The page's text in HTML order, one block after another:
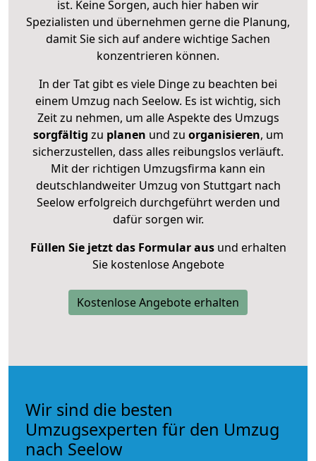
ist. Keine Sorgen, auch hier haben wir
Spezialisten und übernehmen gerne die Planung,
damit Sie sich auf andere wichtige Sachen
konzentrieren können.
In der Tat gibt es viele Dinge zu beachten bei
einem Umzug nach Seelow. Es ist wichtig, sich
Zeit zu nehmen, um alle Aspekte des Umzugs
sorgfältig zu planen und zu organisieren, um
sicherzustellen, dass alles reibungslos verläuft.
Mit der richtigen Umzugsfirma kann ein
deutschlandweiter Umzug von Stuttgart nach
Seelow erfolgreich durchgeführt werden und
dafür sorgen wir.
Füllen Sie jetzt das Formular ausund erhalten
Sie kostenlose Angebote
Kostenlose Angebote erhalten
Wir sind die besten
Umzugsexperten für den Umzug
nach Seelow